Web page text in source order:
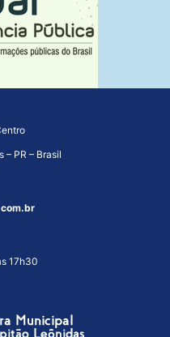
– PR – Brasil
17h30